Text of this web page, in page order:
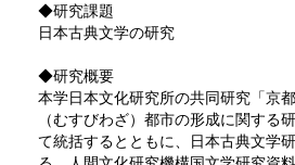
◆研究課題
日本古典文学の研究
◆研究概要
本学日本文化研究所の共同研究「京
（むすびわざ）都市の形成に関する
て統括するとともに、日本古典文学